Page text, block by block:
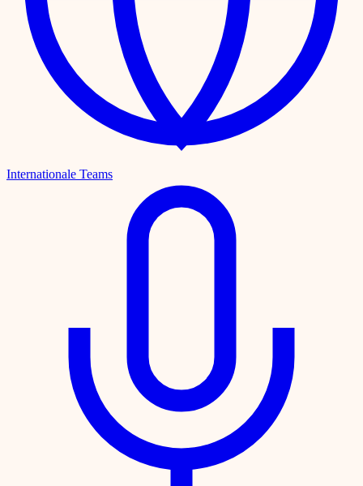
Internationale Teams